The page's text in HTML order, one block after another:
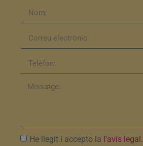
He llegit i accepto la l'avís legal.